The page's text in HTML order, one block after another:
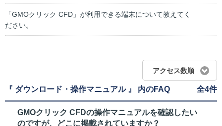
「GMOクリック CFD」が利用できる端末について教えてく
ださい。
アクセス数順
『 ダウンロード・操作マニュアル 』 内のFAQ 全4件
GMOクリック CFDの操作マニュアルを確認したい
のですが、どこに掲載されていますか？